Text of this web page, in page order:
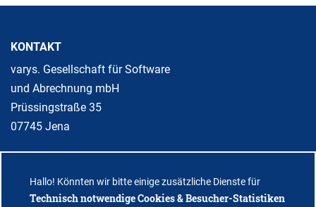
KONTAKT
varys. Gesellschaft für Software
und Abrechnung mbH
Prüssingstraße 35
07745 Jena
Telefax: +49 3641 3108-105
Hallo! Könnten wir bitte einige zusätzliche Dienste für
Technisch notwendige Cookies & Besucher-Statistiken